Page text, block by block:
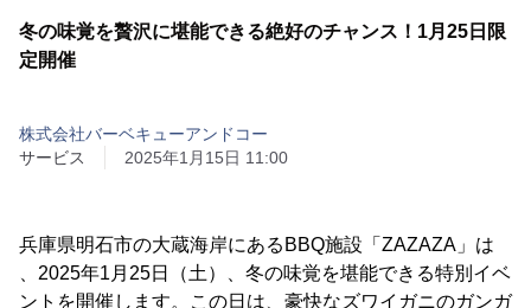
冬の味覚を贅沢に堪能できる絶好のチャンス！1月25日限
定開催
株式会社バーベキューアンドコー
サービス
2025年1月15日 11:00
兵庫県明石市の大蔵海岸にあるBBQ施設「ZAZAZA」は
、2025年1月25日（土）、冬の味覚を堪能できる特別イベ
ントを開催します。この日は、豪快なズワイガニのガンガ